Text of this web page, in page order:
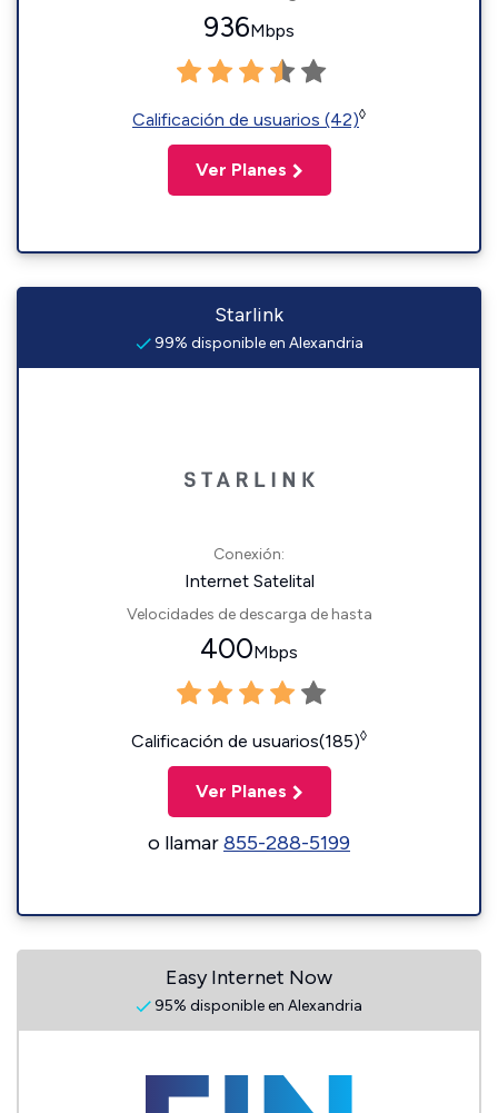
936Mbps
Calificación de usuarios (42)◊
Ver Planes
Starlink
99% disponible en Alexandria
Conexión:
Internet Satelital
Velocidades de descarga de hasta
400Mbps
Calificación de usuarios(185)◊
Ver Planes
o llamar855-288-5199
Easy Internet Now
95% disponible en Alexandria